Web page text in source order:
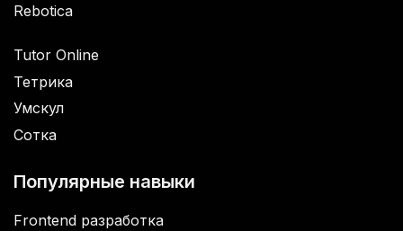
Rebotica
Tutor Online
Тетрика
Умскул
Сотка
Популярные навыки
Frontend разработка